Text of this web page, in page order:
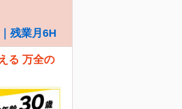
残業月6H
る 万全の